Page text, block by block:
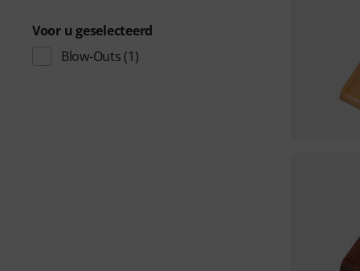
Voor u geselecteerd
Blow-Outs (1)